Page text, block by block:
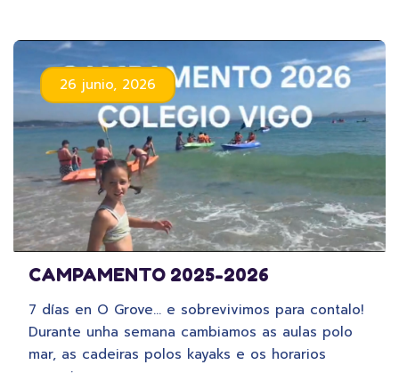
26 junio, 2026
CAMPAMENTO 2025-2026
7 días en O Grove… e sobrevivimos para contalo!
Durante unha semana cambiamos as aulas polo
mar, as cadeiras polos kayaks e os horarios